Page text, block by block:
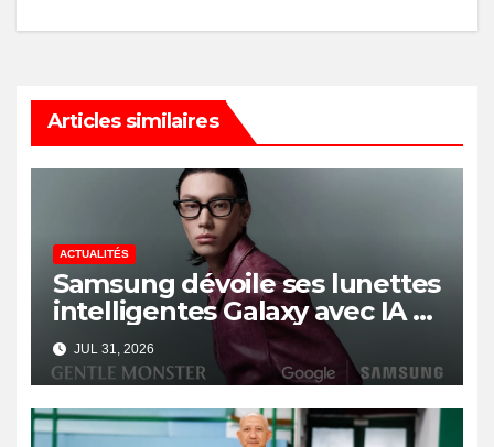
Articles similaires
ACTUALITÉS
Samsung dévoile ses lunettes
intelligentes Galaxy avec IA et
Gemini
JUL 31, 2026